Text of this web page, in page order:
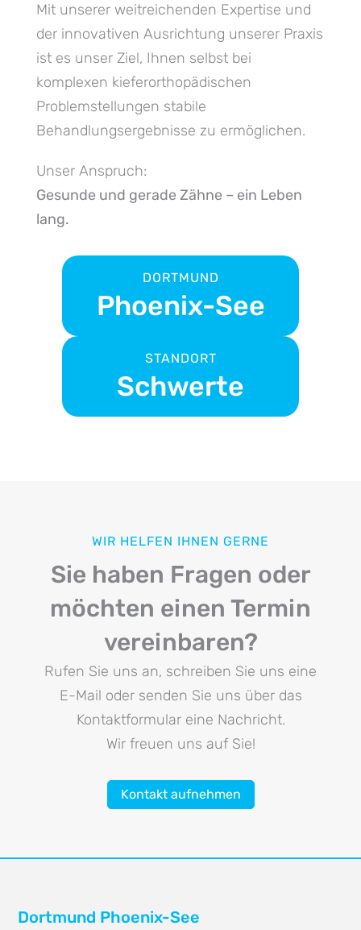
Mit unserer weitreichenden Expertise und
der innovativen Ausrichtung unserer Praxis
ist es unser Ziel, Ihnen selbst bei
komplexen kieferorthopädischen
Problemstellungen stabile
Behandlungsergebnisse zu ermöglichen.
Unser Anspruch:
Gesunde und gerade Zähne – ein Leben
lang.
DORTMUND
Phoenix-See
STANDORT
Schwerte
WIR HELFEN IHNEN GERNE
Sie haben Fragen oder
möchten einen Termin
vereinbaren?
Rufen Sie uns an, schreiben Sie uns eine
E-Mail oder senden Sie uns über das
Kontaktformular eine Nachricht.
Wir freuen uns auf Sie!
Kontakt aufnehmen
Dortmund Phoenix-See